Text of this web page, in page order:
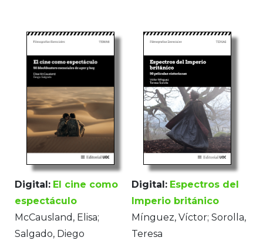
Digital: El cine como
espectáculo
McCausland, Elisa;
Salgado, Diego
Digital: Espectros del
Imperio británico
Mínguez, Víctor; Sorolla,
Teresa